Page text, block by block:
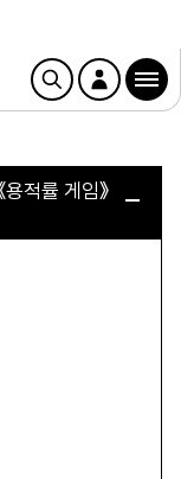
적률 게임》